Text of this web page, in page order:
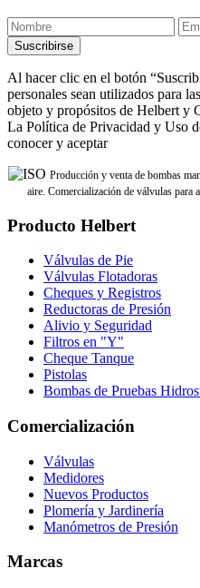
Al hacer clic en el botón
personales sean utilizados para
objeto y propósitos de Helbert y
La Política de Privacidad y Uso
conocer y aceptar
Producción y venta de bombas
aire. Comercialización de válvulas para
Producto Helbert
Válvulas de Pie
Válvulas Flotadoras
Cheques y Registros
Reductoras de Presión
Alivio y Seguridad
Filtros en "Y"
Cheque Tanque
Pistolas
Bombas de Pruebas
Comercialización
Válvulas
Medidores
Nuevos Productos
Plomería y Jardinería
Manómetros de Presión
Marcas